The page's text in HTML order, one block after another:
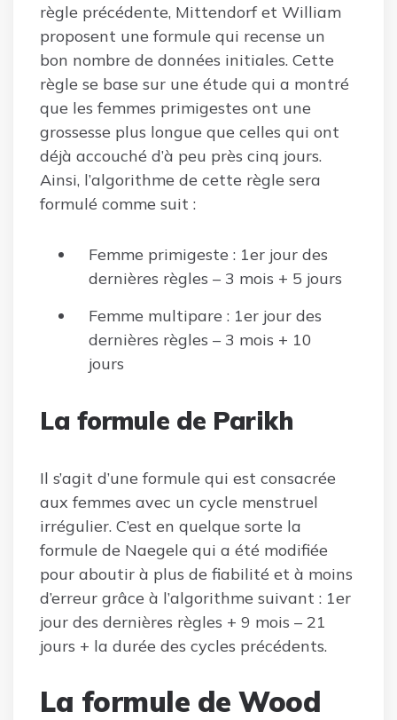
règle précédente, Mittendorf et William
proposent une formule qui recense un
bon nombre de données initiales. Cette
règle se base sur une étude qui a montré
que les femmes primigestes ont une
grossesse plus longue que celles qui ont
déjà accouché d’à peu près cinq jours.
Ainsi, l’algorithme de cette règle sera
formulé comme suit :
Femme primigeste : 1er jour des
dernières règles – 3 mois + 5 jours
Femme multipare : 1er jour des
dernières règles – 3 mois + 10
jours
La formule de Parikh
Il s’agit d’une formule qui est consacrée
aux femmes avec un cycle menstruel
irrégulier. C’est en quelque sorte la
formule de Naegele qui a été modifiée
pour aboutir à plus de fiabilité et à moins
d’erreur grâce à l’algorithme suivant : 1er
jour des dernières règles + 9 mois – 21
jours + la durée des cycles précédents.
La formule de Wood